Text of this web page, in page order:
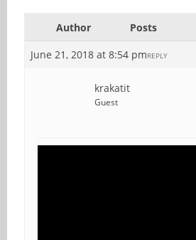
Author
Posts
June 21, 2018 at 8:54 pmREPLY
krakatit
Guest